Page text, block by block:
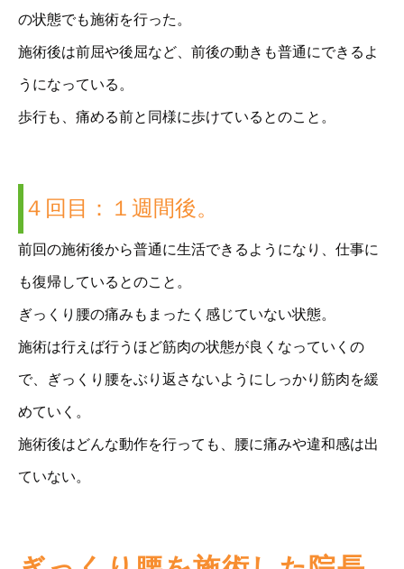
の状態でも施術を行った。
施術後は前屈や後屈など、前後の動きも普通にできるよ
うになっている。
歩行も、痛める前と同様に歩けているとのこと。
４回目：１週間後。
前回の施術後から普通に生活できるようになり、仕事に
も復帰しているとのこと。
ぎっくり腰の痛みもまったく感じていない状態。
施術は行えば行うほど筋肉の状態が良くなっていくの
で、ぎっくり腰をぶり返さないようにしっかり筋肉を緩
めていく。
施術後はどんな動作を行っても、腰に痛みや違和感は出
ていない。